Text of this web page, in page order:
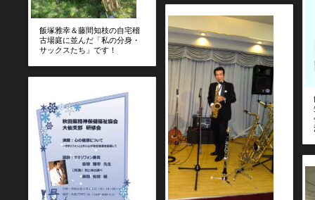
飯塚雅幸＆藤間知枝の自宅稽
古場庭に並んだ「私の分身・
サックスたち」です！